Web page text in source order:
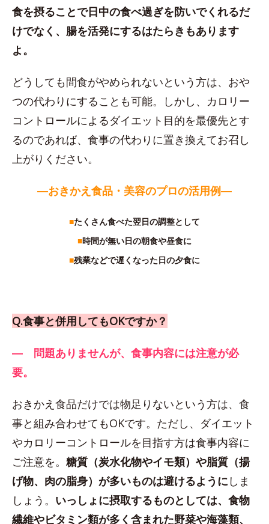
食を摂ることで日中の食べ過ぎを防いでくれるだ
けでなく、腸を活発にするはたらきもあります
よ。
どうしても間食がやめられないという方は、おや
つの代わりにすることも可能。しかし、カロリー
コントロールによるダイエット目的を最優先とす
るのであれば、食事の代わりに置き換えてお召し
上がりください。
―おきかえ食品・美容のプロの活用例―
■たくさん食べた翌日の調整として
■時間が無い日の朝食や昼食に
■残業などで遅くなった日の夕食に
Q.食事と併用してもOKですか？
― 問題ありませんが、食事内容には注意が必
要。
おきかえ食品だけでは物足りないという方は、食
事と組み合わせてもOKです。ただし、ダイエット
やカロリーコントロールを目指す方は食事内容に
ご注意を。 糖質（炭水化物やイモ類）や脂質（揚
げ物、肉の脂身）が多いものは避けるように しま
しょう。 いっしょに摂取するものとしては、食物
繊維やビタミン類が多く含まれた野菜や海藻類、